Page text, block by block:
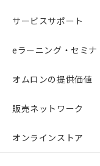
サービスサポート
eラーニング・セミナ
オムロンの提供価値
販売ネットワーク
オンラインストア